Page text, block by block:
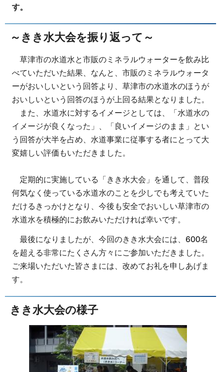
す。
～きき水大会を振り返って～
草津市の水道水と市販のミネラルウォーターを飲み比
べていただいた結果、なんと、市販のミネラルウォータ
ーがおいしいという回答より、草津市の水道水のほうが
おいしいという回答のほうが上回る結果となりました。
また、水道水に対するイメージとしては、「水道水の
イメージが良くなった」、「良いイメージのまま」とい
う回答が大半を占め、水道事業に従事する者にとって大
変嬉しい評価もいただきました。
定期的に実施している「きき水大会」を通して、普段
何気なく使っている水道水のことを少しでも考えていた
だけるきっかけとなり、今後も安全でおいしい草津市の
水道水を積極的にお飲みいただければ幸いです。
最後になりましたが、今回のきき水大会には、600名
を超える非常にたくさん方々にご参加いただきました。
ご来場いただいた皆さまには、改めてお礼を申しあげま
す。
きき水大会の様子